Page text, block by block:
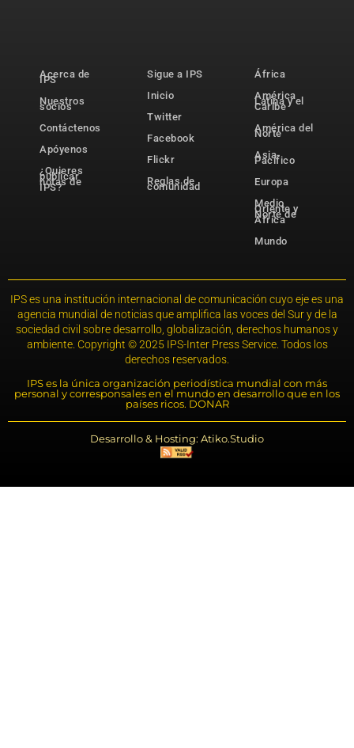
Acerca de
IPS
Nuestros
socios
Contáctenos
Apóyenos
¿Quieres
publicar
notas de
IPS?
Sigue a IPS
Inicio
Twitter
Facebook
Flickr
Reglas de
comunidad
África
América
Latina y el
Caribe
América del
Norte
Asia-
Pacífico
Europa
Medio
Oriente y
Norte de
África
Mundo
IPS es una institución internacional de comunicación cuyo eje es una
agencia mundial de noticias que amplifica las voces del Sur y de la
sociedad civil sobre desarrollo, globalización, derechos humanos y
ambiente. Copyright © 2025 IPS-Inter Press Service. Todos los
derechos reservados.
IPS es la única organización periodística mundial con más
personal y corresponsales en el mundo en desarrollo que en los
países ricos. DONAR
Desarrollo & Hosting: Atiko.Studio